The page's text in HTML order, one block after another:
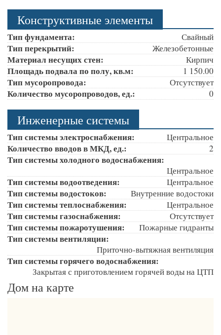
Конструктивные элементы
Тип фундамента: Свайный
Тип перекрытий: Железобетонные
Материал несущих стен: Кирпич
Площадь подвала по полу, кв.м: 1 150.00
Тип мусоропровода: Отсутствует
Количество мусоропроводов, ед.: 0
Инженерные системы
Тип системы электроснабжения: Центральное
Количество вводов в МКД, ед.: 2
Тип системы холодного водоснабжения:
Центральное
Тип системы водоотведения: Центральное
Тип системы водостоков: Внутренние водостоки
Тип системы теплоснабжения: Центральное
Тип системы газоснабжения: Отсутствует
Тип системы пожаротушения: Пожарные гидранты
Тип системы вентиляции:
Приточно-вытяжная вентиляция
Тип системы горячего водоснабжения:
Закрытая с приготовлением горячей воды на ЦТП
Дом на карте